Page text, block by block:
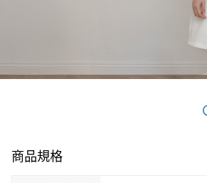
商品規格